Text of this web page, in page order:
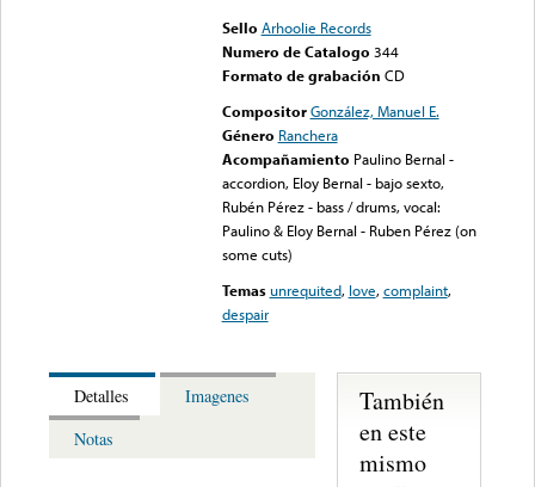
Sello Arhoolie Records
Numero de Catalogo 344
Formato de grabación CD
Compositor González, Manuel E.
Género Ranchera
Acompañamiento Paulino Bernal -
accordion, Eloy Bernal - bajo sexto,
Rubén Pérez - bass / drums, vocal:
Paulino & Eloy Bernal - Ruben Pérez (on
some cuts)
Temas unrequited, love,complaint,
despair
Detalles
Imagenes
Notas
También
en este
mismo